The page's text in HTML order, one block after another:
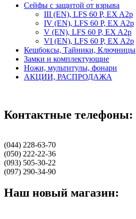
Сейфы с защитой от взрыва
III (EN), LFS 60 P, EX A2p
IV (EN), LFS 60 P, EX A2p
V (EN), LFS 60 P, EX A2p
VI (EN), LFS 60 P, EX A2p
Кешбоксы, Тайники, Ключницы
Замки и комплектующие
Ножи, мультитулы, фонари
АКЦИИ, РАСПРОДАЖА
Контактные телефоны:
(044) 228-63-70
(050) 222-22-36
(093) 505-30-22
(097) 290-34-90
Наш новый магазин: